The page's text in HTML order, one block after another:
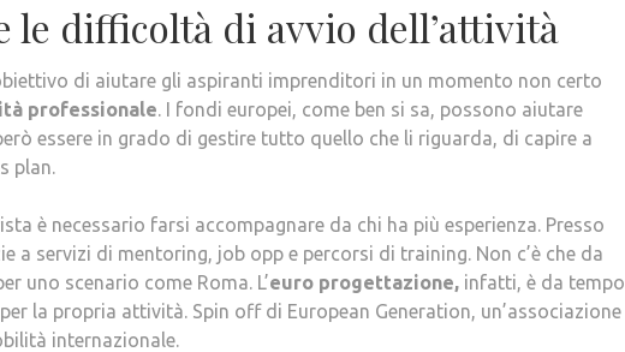
le difficoltà di avvio dell’attività
di aiutare gli aspiranti imprenditori in un momento non certo
professionale. I fondi europei, come ben si sa, possono aiutare
essere in grado di gestire tutto quello che li riguarda, di capire a
plan.
è necessario farsi accompagnare da chi ha più esperienza. Presso
a servizi di mentoring, job opp e percorsi di training. Non c’è che da
uno scenario come Roma. L’euro progettazione, infatti, è da tempo
la propria attività. Spin off di European Generation, un’associazione
internazionale.